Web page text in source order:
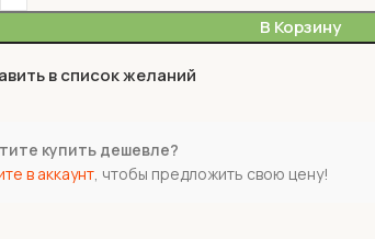
В Корзину
в список желаний
купить дешевле?
в аккаунт, чтобы предложить свою цену!